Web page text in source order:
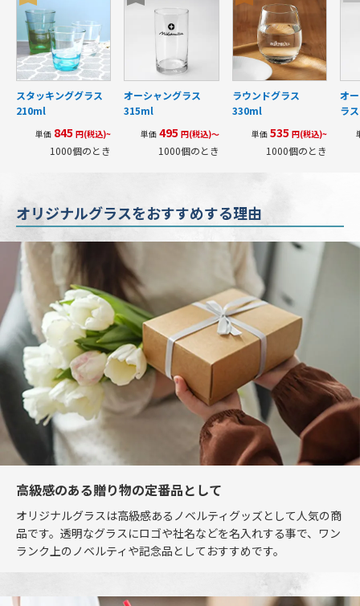
スタッキンググラス
210ml
単価 845円(税込)~
1000個のとき
オーシャングラス
315ml
単価495 円(税込)～
1000個のとき
ラウンドグラス
330ml
単価535 円(税込)~
1000個のとき
オ
ラ
オリジナルグラスをおすすめする理由
高級感のある贈り物の定番品として
オリジナルグラスは高級感あるノベルティグッズとして人気の商
品です。透明なグラスにロゴや社名などを名入れする事で、ワン
ランク上のノベルティや記念品としておすすめです。